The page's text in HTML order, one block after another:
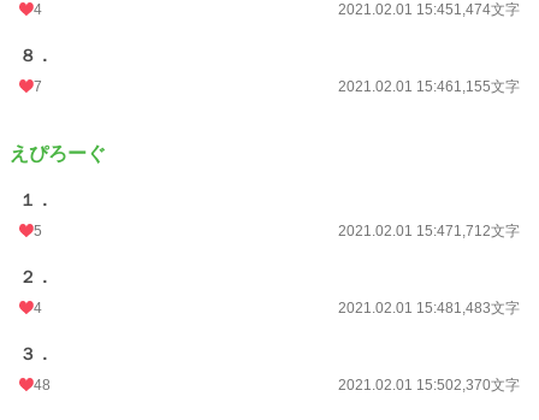
4 2021.02.01 15:451,474文字
８．
7 2021.02.01 15:461,155文字
えぴろーぐ
１．
5 2021.02.01 15:471,712文字
２．
4 2021.02.01 15:481,483文字
３．
48 2021.02.01 15:502,370文字